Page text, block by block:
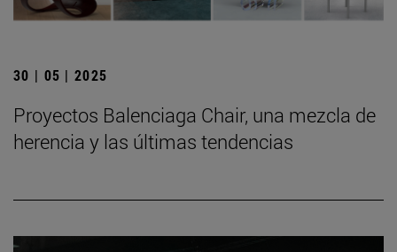
30 | 05 | 2025
Proyectos Balenciaga Chair, una mezcla de
herencia y las últimas tendencias